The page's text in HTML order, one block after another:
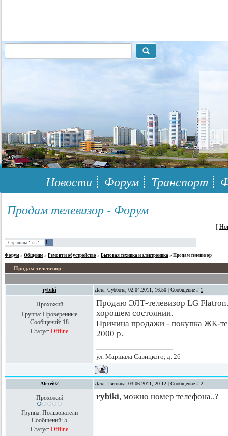
117148, г.Москва, ЮЗАО, муниципальный район Южное Бутово
Новости Форум Транспорт
Продам телевизор - Форум
[
Страница 1 из 1 1
Форум » Общение » Ремонт и обустройство » Бытовая техника и электроника » Продам телевизор
Продам телевизор
rybiki Дата: Суббота, 02.04.2011, 16:50 | Сообщение # 1
Прохожий
Группа: Проверенные
Сообщений: 18
Статус: Offline
Продаю ЭЛТ-телевизор LG
хорошем состоянии.
Причина продажи - покупка ЖК-
2000 р.
ул. Маршала Савицкого, д. 26
Alexei02 Дата: Пятница, 03.06.2011, 20:12 | Сообщение # 2
Прохожий
Группа: Пользователи
Сообщений: 5
Статус: Offline
rybiki, можно номер телефона..?